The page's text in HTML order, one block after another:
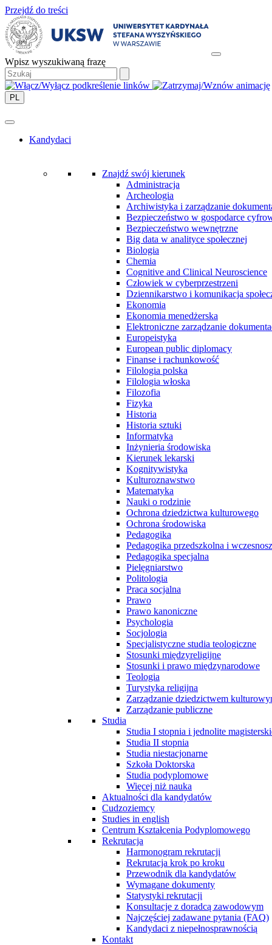
Przejdź do treści
Wpisz wyszukiwaną frazę
PL
Kandydaci
Znajdź swój kierunek
Administracja
Archeologia
Archiwistyka i zarządzanie
Bezpieczeństwo w gospodarce
Bezpieczeństwo wewnętrzne
Big data w analityce społecznej
Biologia
Chemia
Cognitive and Clinical Neuroscience
Człowiek w cyberprzestrzeni
Dziennikarstwo i komunikacja
Ekonomia
Ekonomia menedżerska
Elektroniczne zarządzanie
Europeistyka
European public diplomacy
Finanse i rachunkowość
Filologia polska
Filologia włoska
Filozofia
Fizyka
Historia
Historia sztuki
Informatyka
Inżynieria środowiska
Kierunek lekarski
Kognitywistyka
Kulturoznawstwo
Matematyka
Nauki o rodzinie
Ochrona dziedzictwa kulturowego
Ochrona środowiska
Pedagogika
Pedagogika przedszkolna i
Pedagogika specjalna
Pielęgniarstwo
Politologia
Praca socjalna
Prawo
Prawo kanoniczne
Psychologia
Socjologia
Specjalistyczne studia teologiczne
Stosunki międzyreligijne
Stosunki i prawo międzynarodowe
Teologia
Turystyka religijna
Zarządzanie dziedzictwem
Zarządzanie publiczne
Studia
Studia I stopnia i jednolite
Studia II stopnia
Studia niestacjonarne
Szkoła Doktorska
Studia podyplomowe
Więcej niż nauka
Aktualności dla kandydatów
Cudzoziemcy
Studies in english
Centrum Kształcenia Podyplomowego
Rekrutacja
Harmonogram rekrutacji
Rekrutacja krok po kroku
Przewodnik dla kandydatów
Wymagane dokumenty
Statystyki rekrutacji
Konsultacje z doradcą zawodowym
Najczęściej zadawane pytania (FAQ)
Kandydaci z niepełnosprawnością
Kontakt